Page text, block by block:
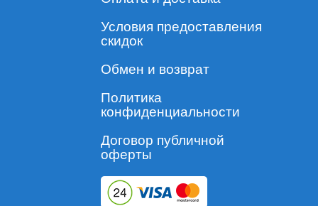
Условия предоставления
скидок
Обмен и возврат
Политика
конфиденциальности
Договор публичной
оферты